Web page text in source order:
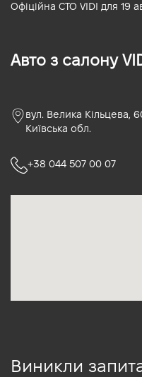
Офіційна СТО VIDI для 19
Авто з салону
вул. Велика Кільцева,
Київська обл.
+38 044 507 00 07
Виникли